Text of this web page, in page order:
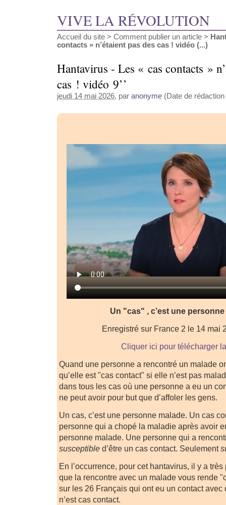
VIVE LA RÉVOLUTION
Accueil du site > Comment publier un article >
contacts » n’étaient pas des cas ! vidéo (...)
Hantavirus - Les « cas contacts »
cas ! vidéo 9’’
jeudi 14 mai 2026, par anonyme (Date de
Un "cas" , c’est une
Enregistré sur France 2 le 14 mai
Cliquer ici pour télécharger
Quand une personne a rencontré un malade
qu’elle est "cas contact" si elle n’est pas
dans tous les cas où une personne a eu un
ne peut avoir pour but que d’affoler les gens.
Un cas, c’est une personne malade. Un cas
personne qui a chopé la maladie après avoir
personne malade. Une personne qui a
susceptible d’être un cas contact. Seulement
En l’occurrence, pour cet hantavirus, il y a
que la rencontre avec un malade vous rende
sur les 26 Français qui ont eu un contact avec
n’est cas contact.